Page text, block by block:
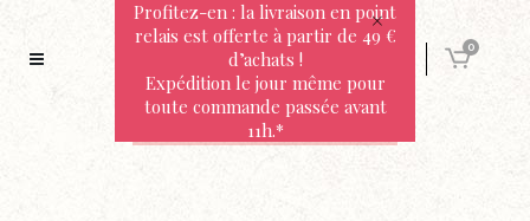
0
Profitez-en : la livraison en point
relais est offerte à partir de 49 €
d’achats !
Expédition le jour même pour
toute commande passée avant
11h.*